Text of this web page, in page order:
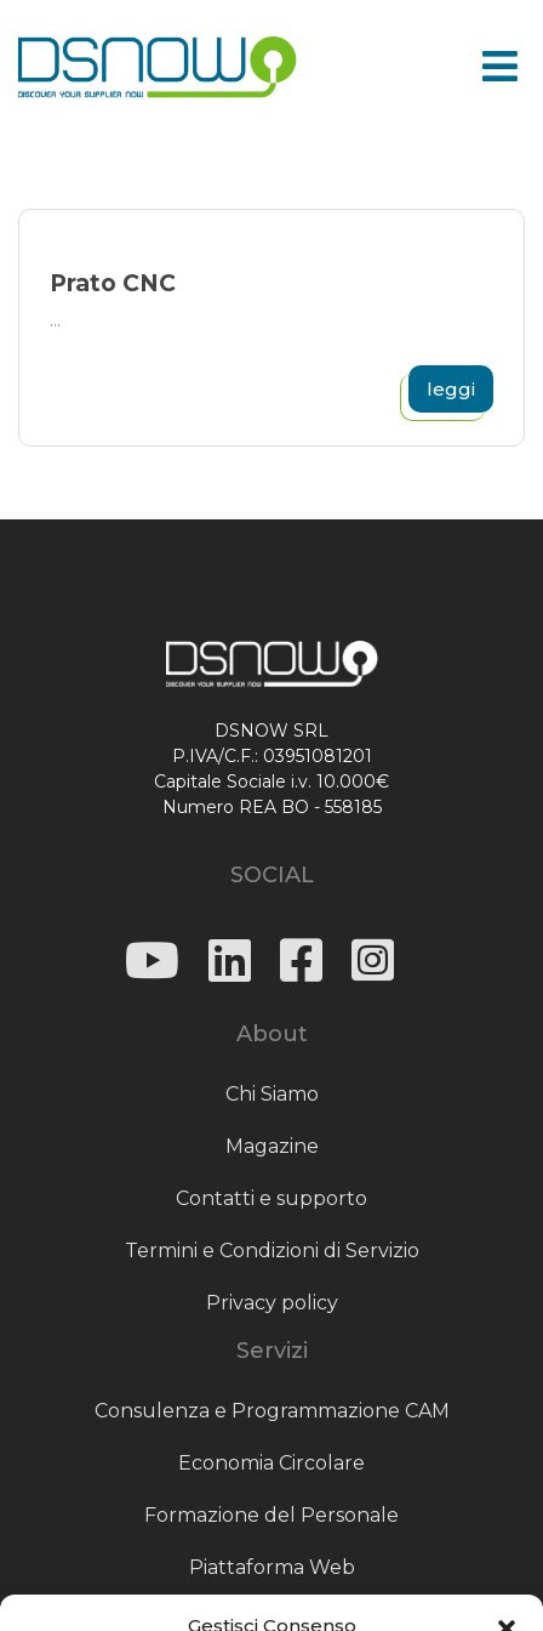
Gestisci Consenso
to
content
Prato CNC
...
leggi
DSNOW SRL
P.IVA/C.F.: 03951081201
Capitale Sociale i.v. 10.000€
Numero REA BO - 558185
SOCIAL
About
Chi Siamo
Magazine
Contatti e supporto
Termini e Condizioni di Servizio
Privacy policy
Servizi
Consulenza e Programmazione CAM
Economia Circolare
Formazione del Personale
Piattaforma Web
Scouting fornitori